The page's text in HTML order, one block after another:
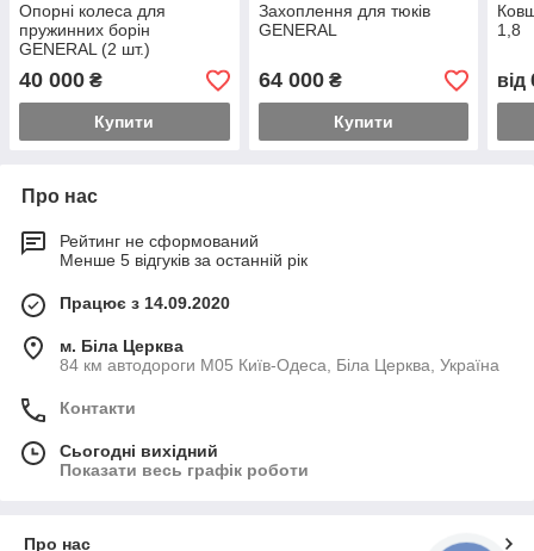
Опорні колеса для
пружинних борін
GENERAL (2 шт.)
40 000 ₴
Купити
Захоплення для тюків
GENERAL
64 000₴
Купити
1,8
від
Про нас
Рейтинг не сформований
Менше 5 відгуків за останній рік
Працює з 14.09.2020
м. Біла Церква
84 км автодороги М05 Київ-Одеса, Біла Церква, Україна
Контакти
Сьогодні вихідний
Показати весь графік роботи
Про нас